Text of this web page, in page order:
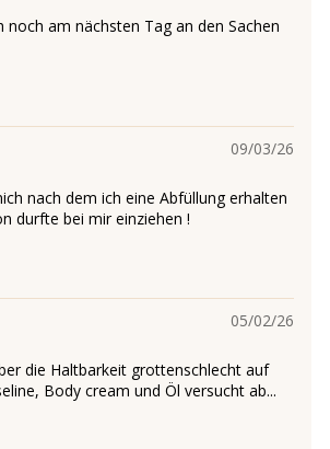
am nächsten Tag an den Sachen
09/03/26
nach dem ich eine Abfüllung erhalten
durfte bei mir einziehen !
05/02/26
die Haltbarkeit grottenschlecht auf
Body cream und Öl versucht ab...